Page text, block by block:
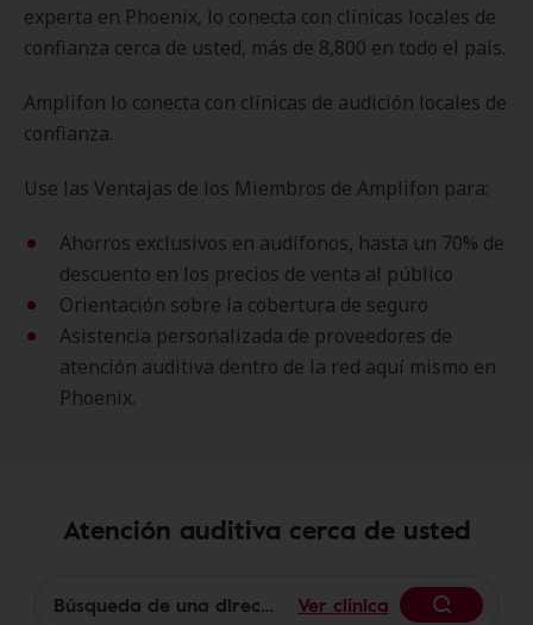
experta en Phoenix, lo conecta con clínicas locales de
confianza cerca de usted, más de 8,800 en todo el país.
Amplifon lo conecta con clínicas de audición locales de
confianza.
Use las Ventajas de los Miembros de Amplifon para:
Ahorros exclusivos en audífonos, hasta un 70% de
descuento en los precios de venta al público
Orientación sobre la cobertura de seguro
Asistencia personalizada de proveedores de
atención auditiva dentro de la red aquí mismo en
Phoenix.
Atención auditiva cerca de usted
Ver clínica